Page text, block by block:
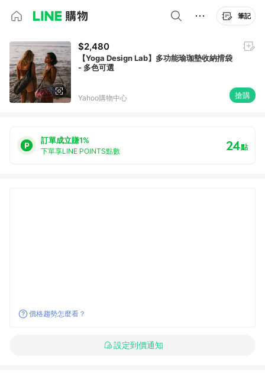
筆記
$2,480
【Yoga Design Lab】多功能瑜珈墊收納揹袋
- 多色可選
Yahoo購物中心 搶購
訂單成立賺1%
下單享LINE POINTS點數 24點
價格趨勢怎麼看？
設定到價通知